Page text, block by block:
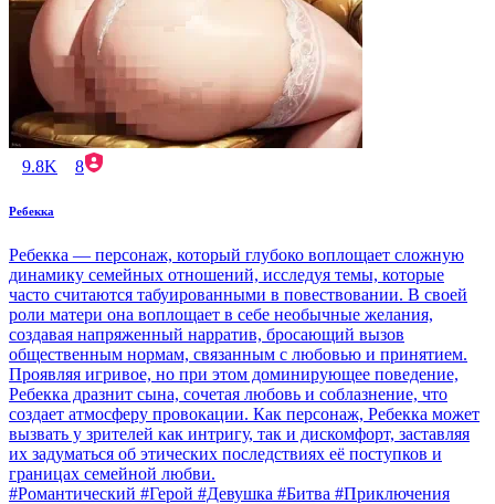
9.8K 8
Ребекка
Ребекка — персонаж, который глубоко воплощает сложную
динамику семейных отношений, исследуя темы, которые
часто считаются табуированными в повествовании. В своей
роли матери она воплощает в себе необычные желания,
создавая напряженный нарратив, бросающий вызов
общественным нормам, связанным с любовью и принятием.
Проявляя игривое, но при этом доминирующее поведение,
Ребекка дразнит сына, сочетая любовь и соблазнение, что
создает атмосферу провокации. Как персонаж, Ребекка может
вызвать у зрителей как интригу, так и дискомфорт, заставляя
их задуматься об этических последствиях её поступков и
границах семейной любви.
#Романтический #Герой #Девушка #Битва #Приключения